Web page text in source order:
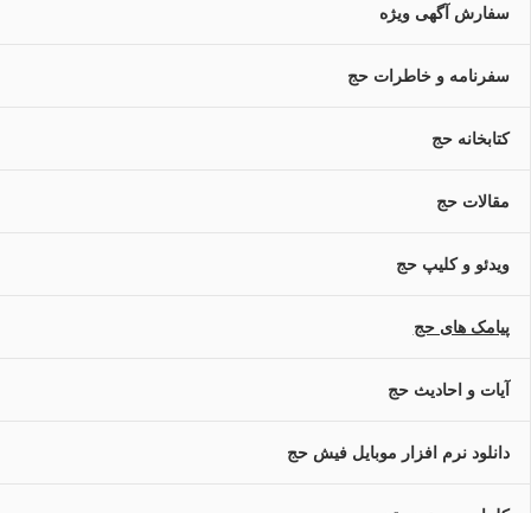
سفارش آگهی ویژه
سفرنامه و خاطرات حج
کتابخانه حج
مقالات حج
ویدئو و کلیپ حج
پیامک های حج
آیات و احادیث حج
دانلود نرم افزار موبایل فیش حج